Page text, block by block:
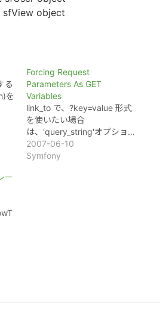
sfView object
る
を
Forcing Request
Parameters As GET
Variables
link_to で、?key=value 形式
を使いたい場合
は、'query_string'オプショ…
2007-06-10
Symfony
ー